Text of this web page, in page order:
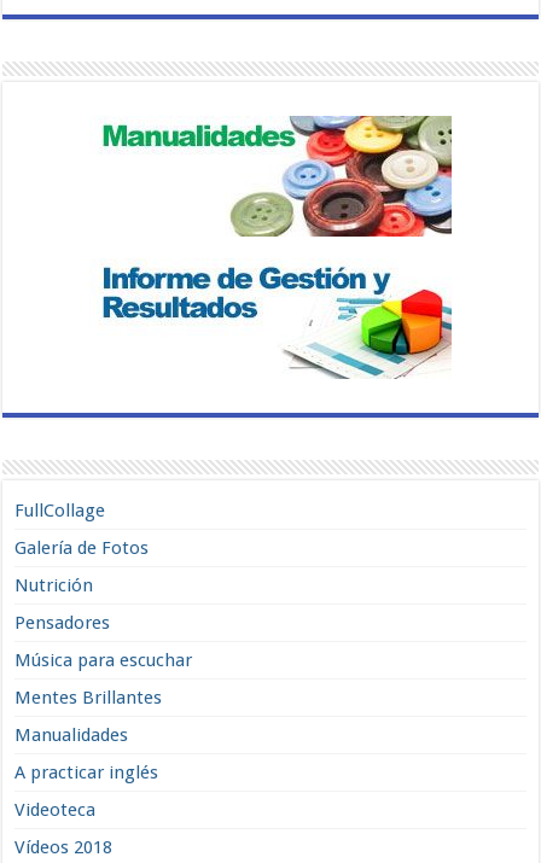
FullCollage
Galería de Fotos
Nutrición
Pensadores
Música para escuchar
Mentes Brillantes
Manualidades
A practicar inglés
Videoteca
Vídeos 2018